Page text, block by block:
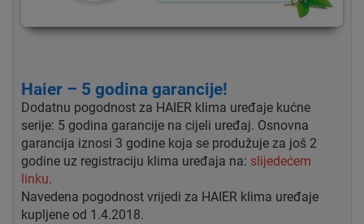
Haier – 5 godina garancije!
Dodatnu pogodnost za HAIER klima uređaje kućne
serije: 5 godina garancije na cijeli uređaj. Osnovna
garancija iznosi 3 godine koja se produžuje za još 2
godine uz registraciju klima uređaja na: slijedećem
linku.
Navedena pogodnost vrijedi za HAIER klima uređaje
kupljene od 1.4.2018.